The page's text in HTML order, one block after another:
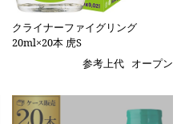
クライナーファイグリング
20ml×20本 虎S
参考上代 オープン